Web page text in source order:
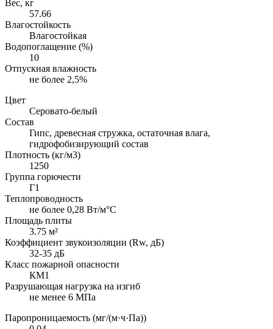
Вес, кг
57.66
Влагостойкость
Влагостойкая
Водопоглащение (%)
10
Отпускная влажность
не более 2,5%
Цвет
Серовато-белый
Состав
Гипс, древесная стружка, остаточная влага,
гидрофобизирующий состав
Плотность (кг/м3)
1250
Группа горючести
Г1
Теплопроводность
не более 0,28 Вт/м°С
Площадь плиты
3.75 м²
Коэффициент звукоизоляции (Rw, дБ)
32-35 дБ
Класс пожарной опасности
КМ1
Разрушающая нагрузка на изгиб
не менее 6 МПа
Паропроницаемость (мг/(м·ч·Па))